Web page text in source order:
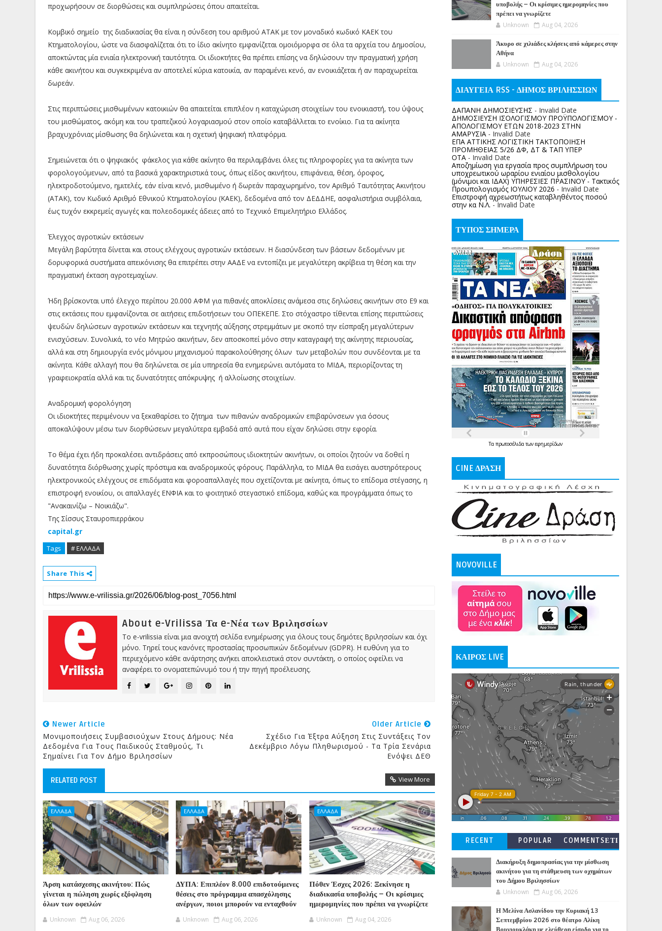
προχωρήσουν σε διορθώσεις και συμπληρώσεις όπου απαιτείται.
Κομβικό σημείο της διαδικασίας θα είναι η σύνδεση του αριθμού ΑΤΑΚ με τον μοναδικό κωδικό ΚΑΕΚ του
Κτηματολογίου, ώστε να διασφαλίζεται ότι το ίδιο ακίνητο εμφανίζεται ομοιόμορφα σε όλα τα αρχεία του Δημοσίου,
αποκτώντας μία ενιαία ηλεκτρονική ταυτότητα. Οι ιδιοκτήτες θα πρέπει επίσης να δηλώσουν την πραγματική χρήση
κάθε ακινήτου και συγκεκριμένα αν αποτελεί κύρια κατοικία, αν παραμένει κενό, αν ενοικιάζεται ή αν παραχωρείται
δωρεάν.
Στις περιπτώσεις μισθωμένων κατοικιών θα απαιτείται επιπλέον η καταχώριση στοιχείων του ενοικιαστή, του ύψους
του μισθώματος, ακόμη και του τραπεζικού λογαριασμού στον οποίο καταβάλλεται το ενοίκιο. Για τα ακίνητα
βραχυχρόνιας μίσθωσης θα δηλώνεται και η σχετική ψηφιακή πλατφόρμα.
Σημειώνεται ότι ο ψηφιακός φάκελος για κάθε ακίνητο θα περιλαμβάνει όλες τις πληροφορίες για τα ακίνητα των
φορολογούμενων, από τα βασικά χαρακτηριστικά τους, όπως είδος ακινήτου, επιφάνεια, θέση, όροφος,
ηλεκτροδοτούμενο, ημιτελές, εάν είναι κενό, μισθωμένο ή δωρεάν παραχωρημένο, τον Αριθμό Ταυτότητας Ακινήτου
(ΑΤΑΚ), τον Κωδικό Αριθμό Εθνικού Κτηματολογίου (ΚΑΕΚ), δεδομένα από τον ΔΕΔΔΗΕ, ασφαλιστήρια συμβόλαια,
έως τυχόν εκκρεμείς αγωγές και πολεοδομικές άδειες από το Τεχνικό Επιμελητήριο Ελλάδος.
Έλεγχος αγροτικών εκτάσεων
Μεγάλη βαρύτητα δίνεται και στους ελέγχους αγροτικών εκτάσεων. Η διασύνδεση των βάσεων δεδομένων με
δορυφορικά συστήματα απεικόνισης θα επιτρέπει στην ΑΑΔΕ να εντοπίζει με μεγαλύτερη ακρίβεια τη θέση και την
πραγματική έκταση αγροτεμαχίων.
Ήδη βρίσκονται υπό έλεγχο περίπου 20.000 ΑΦΜ για πιθανές αποκλίσεις ανάμεσα στις δηλώσεις ακινήτων στο Ε9 και
στις εκτάσεις που εμφανίζονται σε αιτήσεις επιδοτήσεων του ΟΠΕΚΕΠΕ. Στο στόχαστρο τίθενται επίσης περιπτώσεις
ψευδών δηλώσεων αγροτικών εκτάσεων και τεχνητής αύξησης στρεμμάτων με σκοπό την είσπραξη μεγαλύτερων
ενισχύσεων. Συνολικά, το νέο Μητρώο ακινήτων, δεν αποσκοπεί μόνο στην καταγραφή της ακίνητης περιουσίας,
αλλά και στη δημιουργία ενός μόνιμου μηχανισμού παρακολούθησης όλων των μεταβολών που συνδέονται με τα
ακίνητα. Κάθε αλλαγή που θα δηλώνεται σε μία υπηρεσία θα ενημερώνει αυτόματα το ΜΙΔΑ, περιορίζοντας τη
γραφειοκρατία αλλά και τις δυνατότητες απόκρυψης ή αλλοίωσης στοιχείων.
Αναδρομική φορολόγηση
Οι ιδιοκτήτες περιμένουν να ξεκαθαρίσει το ζήτημα των πιθανών αναδρομικών επιβαρύνσεων για όσους
αποκαλύψουν μέσω των διορθώσεων μεγαλύτερα εμβαδά από αυτά που είχαν δηλώσει στην εφορία.
Το θέμα έχει ήδη προκαλέσει αντιδράσεις από εκπροσώπους ιδιοκτητών ακινήτων, οι οποίοι ζητούν να δοθεί η
δυνατότητα διόρθωσης χωρίς πρόστιμα και αναδρομικούς φόρους. Παράλληλα, το ΜΙΔΑ θα εισάγει αυστηρότερους
ηλεκτρονικούς ελέγχους σε επιδόματα και φοροαπαλλαγές που σχετίζονται με ακίνητα, όπως το επίδομα στέγασης, η
επιστροφή ενοικίου, οι απαλλαγές ΕΝΦΙΑ και το φοιτητικό στεγαστικό επίδομα, καθώς και προγράμματα όπως το
"Ανακαινίζω – Νοικιάζω".
Της Σίσσυς Σταυροπιερράκου
capital.gr
Tags # ΕΛΛΑΔΑ
Share This
About e-Vrilissa Τα e-Νέα των Βριλησσίων
Το e-vrilissia είναι μια ανοιχτή σελίδα ενημέρωσης για όλους τους δημότες Βριλησσίων και όχι
μόνο. Τηρεί τους κανόνες προστασίας προσωπικών δεδομένων (GDPR). Η ευθύνη για το
περιεχόμενο κάθε ανάρτησης ανήκει αποκλειστικά στον συντάκτη, ο οποίος οφείλει να
αναφέρει το ονοματεπώνυμό του ή την πηγή προέλευσης.
Newer Article
Μονιμοποιήσεις Συμβασιούχων Στους Δήμους: Νέα
Δεδομένα Για Τους Παιδικούς Σταθμούς, Τι
Σημαίνει Για Τον Δήμο Βριλησσίων
Older Article
Σχέδιο Για Έξτρα Αύξηση Στις Συντάξεις Τον
Δεκέμβριο Λόγω Πληθωρισμού - Τα Τρία Σενάρια
Ενόψει ΔΕΘ
RELATED POST View More
ΕΛΛΑΔΑ
Άρση κατάσχεσης ακινήτου: Πώς
γίνεται η πώληση χωρίς εξόφληση
όλων των οφειλών
Unknown Aug 06, 2026
ΕΛΛΑΔΑ
ΔΥΠΑ: Επιπλέον 8.000 επιδοτούμενες
θέσεις στο πρόγραμμα απασχόλησης
ανέργων, ποιοι μπορούν να ενταχθούν
Unknown Aug 06, 2026
ΕΛΛΑΔΑ
Πόθεν Έσχες 2026: Ξεκίνησε η
διαδικασία υποβολής – Οι κρίσιμες
ημερομηνίες που πρέπει να γνωρίζετε
Unknown Aug 04, 2026
υποβολής – Οι κρίσιμες ημερομηνίες που
πρέπει να γνωρίζετε
Unknown Aug 04, 2026
Άκυρο σε χιλιάδες κλήσεις από κάμερες στην
Αθήνα
Unknown Aug 04, 2026
ΔΙΑΥΓΕΙΑ RSS - ΔΗΜΟΣ ΒΡΙΛΗΣΣΙΩΝ
ΔΑΠΑΝΗ ΔΗΜΟΣΙΕΥΣΗΣ - Invalid Date
ΔΗΜΟΣΙΕΥΣΗ ΙΣΟΛΟΓΙΣΜΟΥ ΠΡΟΫΠΟΛΟΓΙΣΜΟΥ -
ΑΠΟΛΟΓΙΣΜΟΥ ΕΤΩΝ 2018-2023 ΣΤΗΝ
ΑΜΑΡΥΣΙΑ - Invalid Date
ΕΠΑ ΑΤΤΙΚΗΣ ΛΟΓΙΣΤΙΚΗ ΤΑΚΤΟΠΟΙΗΣΗ
ΠΡΟΜΗΘΕΙΑΣ 5/26 ΔΦ, ΔΤ & ΤΑΠ ΥΠΕΡ
ΟΤΑ - Invalid Date
Αποζημίωση για εργασία προς συμπλήρωση του
υποχρεωτικού ωραρίου ενιαίου μισθολογίου
(μόνιμοι και ΙΔΑΧ) ΥΠΗΡΕΣΙΕΣ ΠΡΑΣΙΝΟΥ - Τακτικός
Προυπολογισμός ΙΟΥΛΙΟΥ 2026 - Invalid Date
Επιστροφή αχρεωστήτως καταβληθέντος ποσoύ
στην κα Ν.Λ. - Invalid Date
ΤΥΠΟΣ ΣΗΜΕΡΑ
Τα πρωτοσέλιδατων εφημερίδων
CINE ΔΡΑΣΗ
NOVOVILLE
ΚΑΙΡΟΣ LIVE
RECENT POPULAR
COMMENTSΕΤΙ
Διακήρυξη δημοπρασίας για την μίσθωση
ακινήτου για τη στάθμευση των οχημάτων
του Δήμου Βριλησσίων
Unknown Aug 06, 2026
Η Μελίνα Ασλανίδου την Kυριακή 13
Σεπτεμβρίου 2026 στο θέατρο Αλίκη